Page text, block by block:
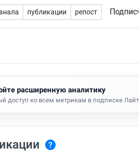
публикации репост
расширенную аналитику
доступ ко всем метрикам в подписке Лайт